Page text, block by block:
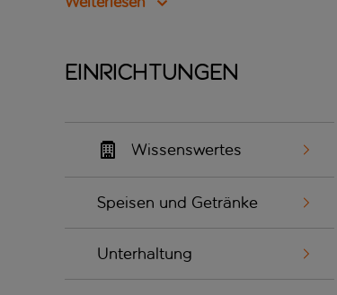
Einrichtungen
Wissenswertes
Speisen und Getränke
Unterhaltung